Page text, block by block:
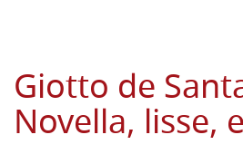
Giotto de
Novella, lisse,